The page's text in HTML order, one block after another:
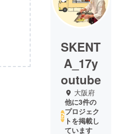
SKENT
A_17y
outube
大阪府
他に3件の
プロジェク
トを掲載し
ています